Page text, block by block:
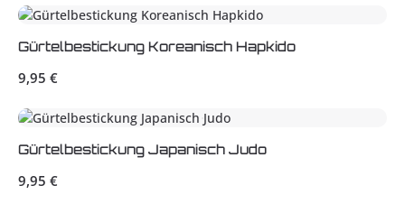
Gürtelbestickung Koreanisch Hapkido
Regulärer Preis:
9,95 €
Gürtelbestickung Japanisch Judo
Regulärer Preis:
9,95 €